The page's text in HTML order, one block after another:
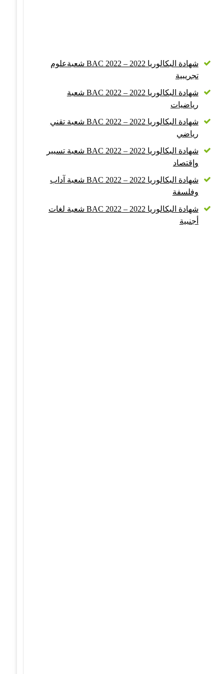
شهادة البكالوريا 2022 – BAC 2022 شعبةعلوم
تجريبية
شهادة البكالوريا 2022 – BAC 2022 شعبة
رياضيات
شهادة البكالوريا 2022 – BAC 2022 شعبة تقني
رياضي
شهادة البكالوريا 2022 – BAC 2022 شعبة تسيير
وإقتصاد
شهادة البكالوريا 2022 – BAC 2022 شعبة آداب
وفلسفة
شهادة البكالوريا 2022 – BAC 2022 شعبة لغات
أجنبية